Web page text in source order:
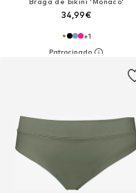
34,99€
+1